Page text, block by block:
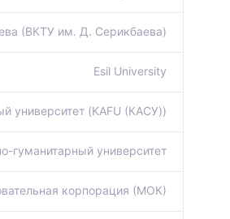
(ВКТУ им. Д. Серикбаева)
Esil University
университет (KAFU (КАСУ))
гуманитарный университет
корпорация (МОК)